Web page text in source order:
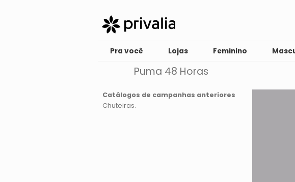
Pra você Lojas Feminino
Puma 48 Horas
Catálogos de campanhas anteriores
Chuteiras